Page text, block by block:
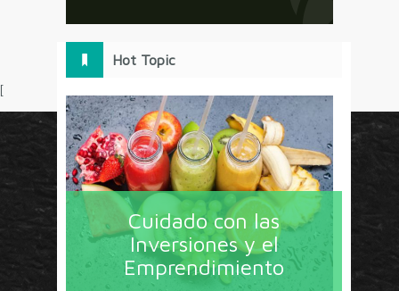
Hot Topic
Cuidado con las
Inversiones y el
Emprendimiento
[
Circulo Marketing concentra lo último en estrategias,
herramientas y tendencias con un enfoque en México
y América Latina. La revista contiene lo imprescindible
en tecnología, nuevas herramientas, liderazgo, redes
sociales y nuevas ideas en marketing. Los contenidos
están escritos por líderes de negocios y dirigidos hacia